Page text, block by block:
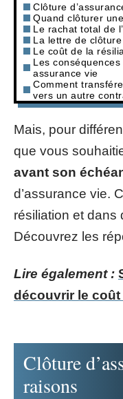
Clôture
Quand clôturer
Le rachat total de
La lettre de
Le coût de la
Les
assurance vie
Comment
vers un autre
Mais, pour
que vous
avant son
d’assurance vie.
résiliation et dans
Découvrez les
Lire également :
découvrir le
Clôture
raisons